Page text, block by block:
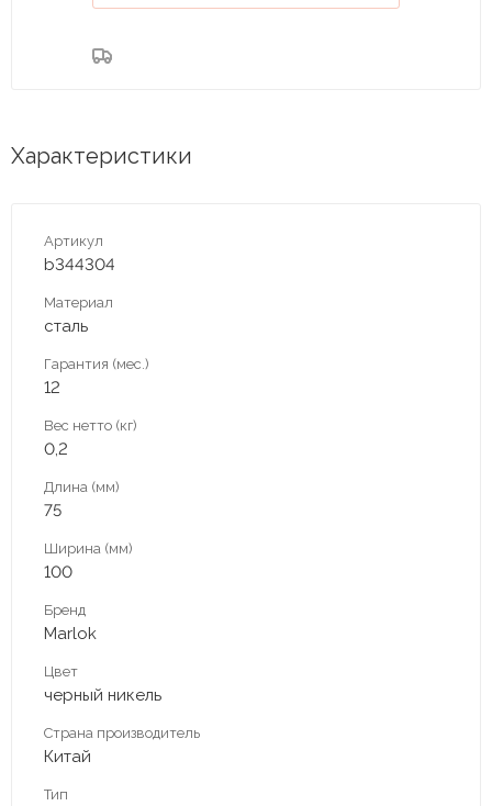
Характеристики
Артикул
b344304
Материал
сталь
Гарантия (мес.)
12
Вес нетто (кг)
0,2
Длина (мм)
75
Ширина (мм)
100
Бренд
Marlok
Цвет
черный никель
Страна производитель
Китай
Тип